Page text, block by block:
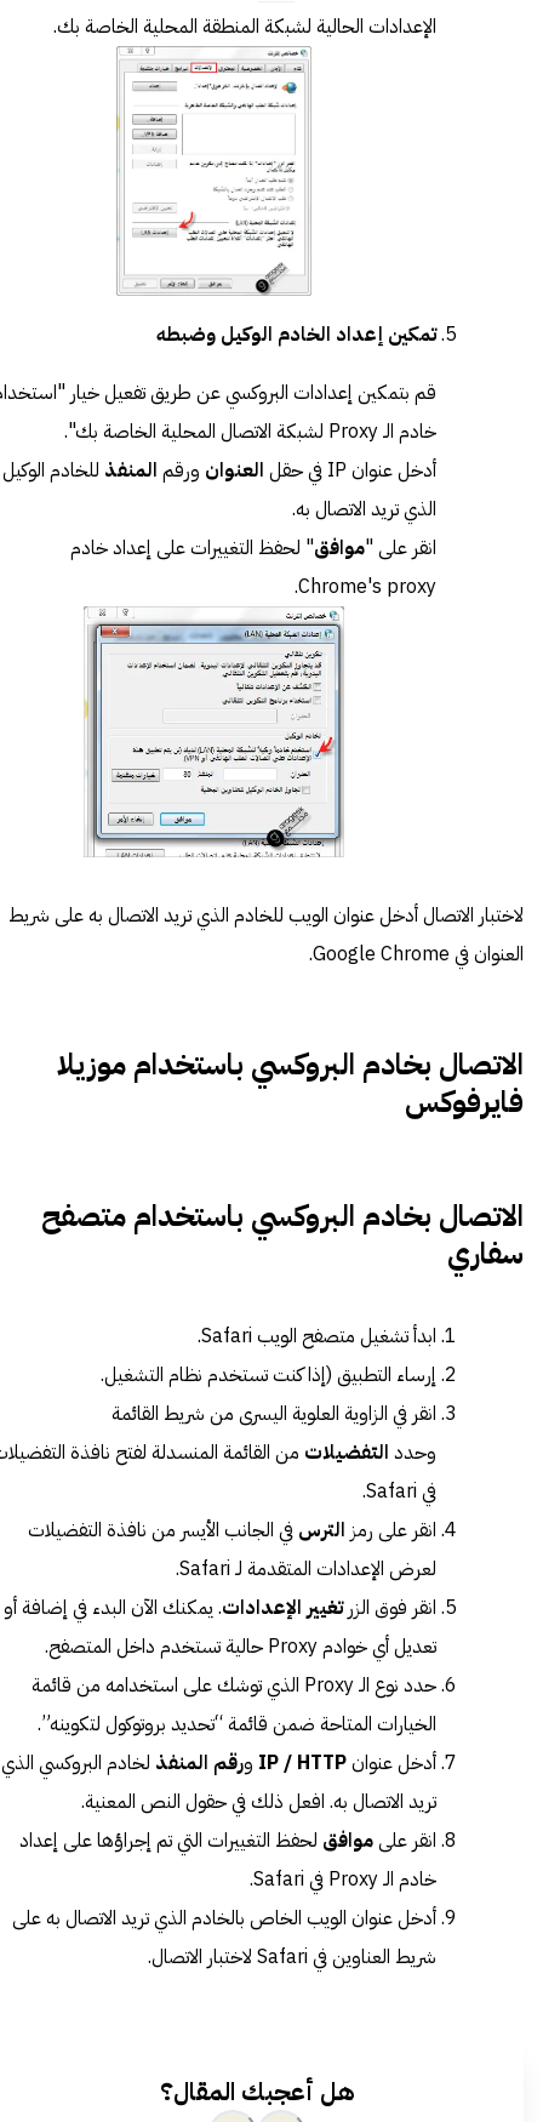
الإعدادات الحالية لشبكة المنطقة المحلية الخاصة بك.
تمكين إعداد الخادم الوكيل وضبطه
قم بتمكين إعدادات البروكسي عن طريق تفعيل خيار
خادم الـ Proxy لشبكة الاتصال المحلية الخاصة بك".
أدخل عنوان IP في حقل
العنوان ورقم المنفذ للخادم الوكيل
الذي تريد الاتصال به.
انقر على "موافق" لحفظ التغييرات على إعداد خادم
Chrome's proxy.
لاختبار الاتصال أدخل عنوان الويب للخادم الذي تريد الاتصال به على شريط
العنوان في Google Chrome.
الاتصال بخادم البروكسي باستخدام موزيلا
فايرفوكس
الاتصال بخادم البروكسي باستخدام متصفح
سفاري
ابدأ تشغيل متصفح الويب Safari.
إرساء التطبيق (إذا كنت تستخدم نظام التشغيل.
انقر في الزاوية العلوية اليسرى من شريط القائمة
وحدد التفضيلات من القائمة المنسدلة لفتح نافذة
في Safari.
انقر على رمز الترس في الجانب الأيسر من نافذة التفضيلات
لعرض الإعدادات المتقدمة لـ Safari.
انقر فوق الزرتغيير الإعدادات. يمكنك الآن البدء في إضافة أو
تعديل أي خوادم Proxy حالية تستخدم داخل المتصفح.
حدد نوع الـ Proxy الذي توشك على استخدامه من قائمة
الخيارات المتاحة ضمن قائمة “تحديد بروتوكول لتكوينه”.
أدخل عنوانIP / HTTP ورقم المنفذ لخادم البروكسي الذي
تريد الاتصال به. افعل ذلك في حقول النص المعنية.
انقر علىموافق لحفظ التغييرات التي تم إجراؤها على إعداد
خادم الـ Proxy في Safari.
أدخل عنوان الويب الخاص بالخادم الذي تريد الاتصال به على
شريط العناوين في Safari لاختبار الاتصال.
هل أعجبك المقال؟